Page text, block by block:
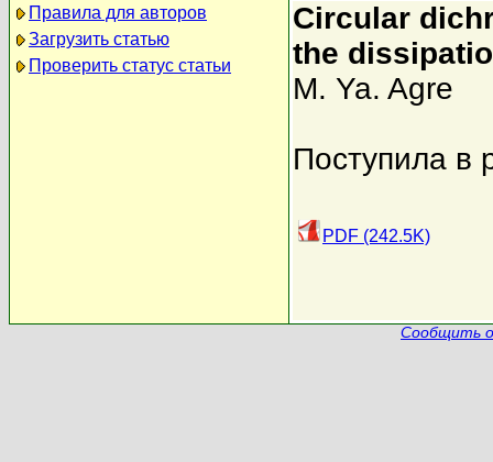
Правила для авторов
Загрузить статью
Проверить статус статьи
Circular
the
M. Ya. Agre
Поступила в
PDF (242.5K)
Сообщить о